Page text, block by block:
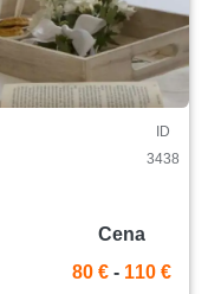
ID
3438
Cena
80 € - 110 €